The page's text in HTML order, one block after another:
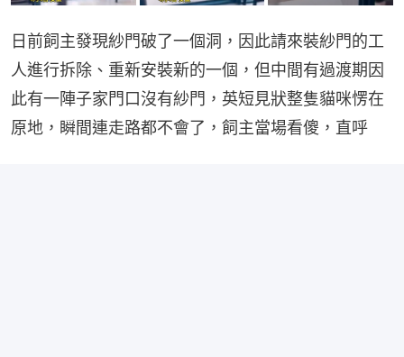
日前飼主發現紗門破了一個洞，因此請來裝紗門的工
人進行拆除、重新安裝新的一個，但中間有過渡期因
此有一陣子家門口沒有紗門，英短見狀整隻貓咪愣在
原地，瞬間連走路都不會了，飼主當場看傻，直呼